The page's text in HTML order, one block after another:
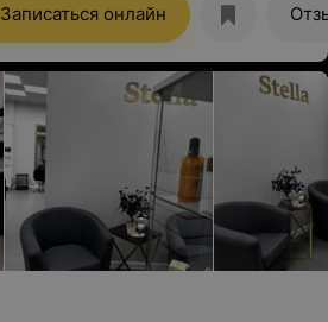
Записаться онлайн